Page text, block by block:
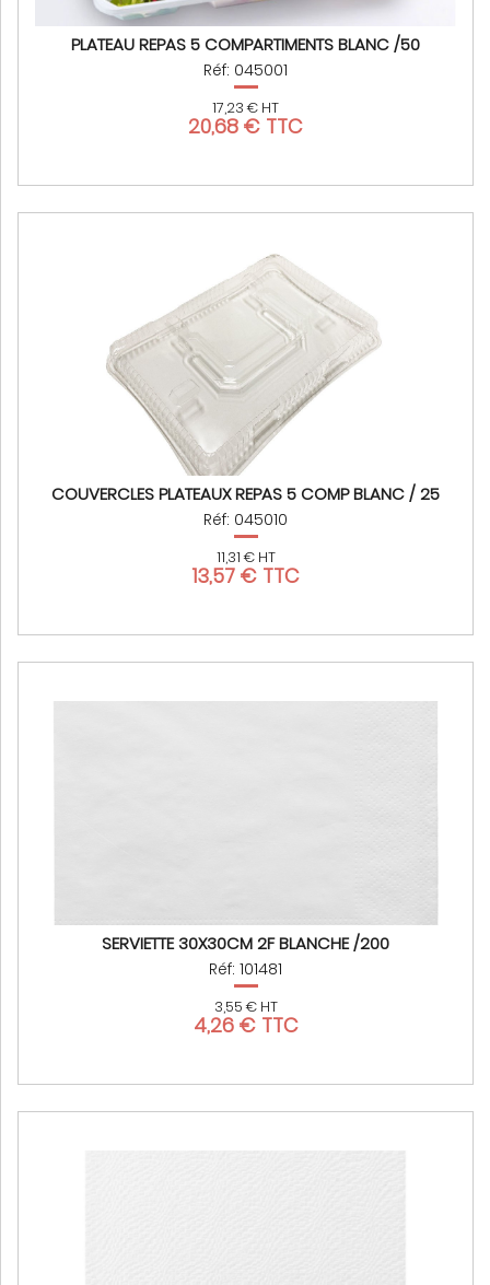
PLATEAU REPAS 5 COMPARTIMENTS BLANC /50
Réf: 045001
17,23 € HT
20,68 € TTC
COUVERCLES PLATEAUX REPAS 5 COMP BLANC / 25
Réf: 045010
11,31 € HT
13,57 € TTC
SERVIETTE 30X30CM 2F BLANCHE /200
Réf: 101481
3,55 € HT
4,26 € TTC